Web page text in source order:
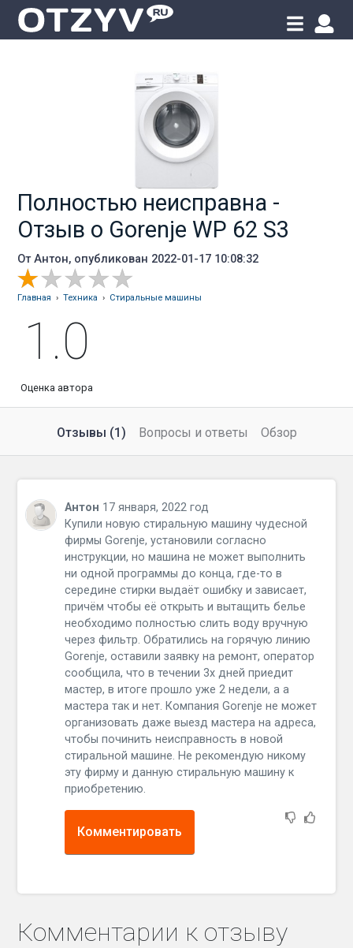
Полностью неисправна -
Отзыв о Gorenje WP 62 S3
ОтАнтон, опубликован 2022-01-17 10:08:32
Главная ›Техника › Стиральные машины
1.0
Оценка автора
Отзывы (1) Вопросы и ответы Обзор
Антон 17 января, 2022 год
Купили новую стиральную машину чудесной
фирмы Gorenje, установили согласно
инструкции, но машина не может выполнить
ни одной программы до конца, где-то в
середине стирки выдаёт ошибку и зависает,
причём чтобы её открыть и вытащить белье
необходимо полностью слить воду вручную
через фильтр. Обратились на горячую линию
Gorenje, оставили заявку на ремонт, оператор
сообщила, что в течении 3х дней приедит
мастер, в итоге прошло уже 2 недели, а а
мастера так и нет. Компания Gorenje не может
организовать даже выезд мастера на адреса,
чтобы починить неисправность в новой
стиральной машине. Не рекомендую никому
эту фирму и данную стиральную машину к
приобретению.
Комментировать
Комментарии к отзыву